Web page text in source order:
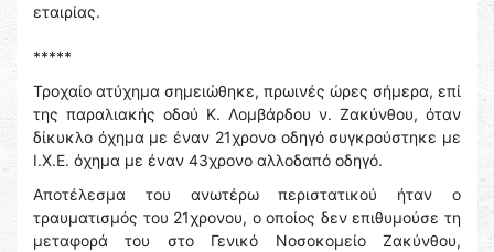
εταιρίας.
*****
Τροχαίο ατύχημα σημειώθηκε, πρωινές ώρες σήμερα, επί
της παραλιακής οδού Κ. Λομβάρδου ν. Ζακύνθου, όταν
δίκυκλο όχημα με έναν 21χρονο οδηγό συγκρούστηκε με
Ι.Χ.Ε. όχημα με έναν 43χρονο αλλοδαπό οδηγό.
Αποτέλεσμα του ανωτέρω περιστατικού ήταν ο
τραυματισμός του 21χρονου, ο οποίος δεν επιθυμούσε τη
μεταφορά του στο Γενικό Νοσοκομείο Ζακύνθου,